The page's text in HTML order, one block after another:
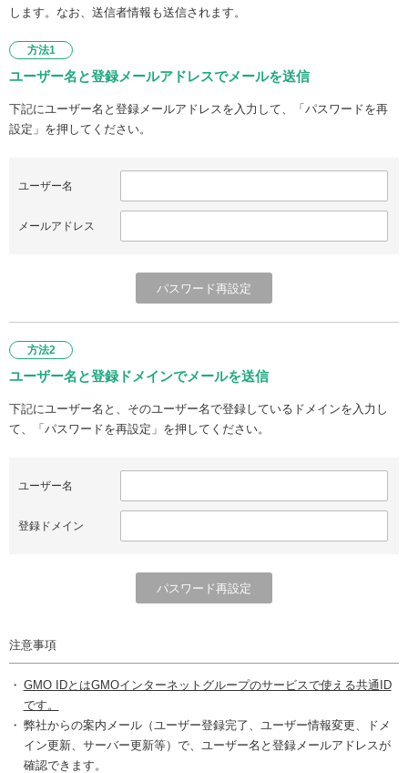
します。なお、送信者情報も送信されます。
方法1
ユーザー名と登録メールアドレスでメールを送信
下記にユーザー名と登録メールアドレスを入力して、「パスワードを再
設定」を押してください。
ユーザー名
メールアドレス
方法2
ユーザー名と登録ドメインでメールを送信
下記にユーザー名と、そのユーザー名で登録しているドメインを入力し
て、「パスワードを再設定」を押してください。
ユーザー名
登録ドメイン
注意事項
GMO IDとはGMOインターネットグループのサービスで使える共通ID
です。
弊社からの案内メール（ユーザー登録完了、ユーザー情報変更、ドメ
イン更新、サーバー更新等）で、ユーザー名と登録メールアドレスが
確認できます。